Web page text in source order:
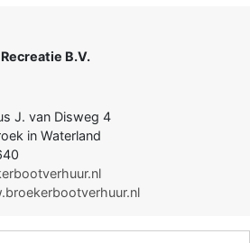
B.V.
J. van Disweg 4
in Waterland